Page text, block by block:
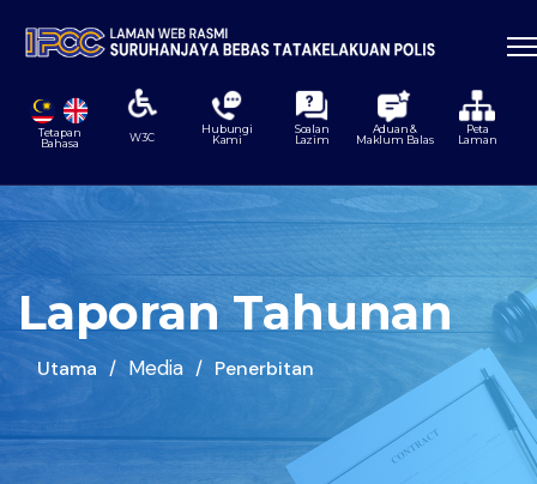
Tetapan
Bahasa
W3C
Hubungi
Kami
Soalan
Lazim
Aduan &
Maklum Balas
Peta
Laman
Laporan Tahunan
Utama Media Penerbitan